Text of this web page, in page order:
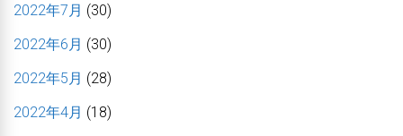
2022年7月 (30)
2022年6月 (30)
2022年5月 (28)
2022年4月 (18)